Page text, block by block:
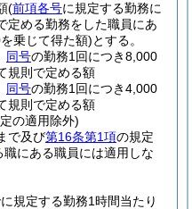
(前項各号に規定する勤務に
定める勤務をした職員にあ
乗じて得た額)とする。
同号の勤務1回につき8,000
規則で定める額
同号の勤務1回につき4,000
規則で定める額
の適用除外)
で及び第16条第1項の規定
職にある職員には適用しな
に規定する勤務1時間当たり